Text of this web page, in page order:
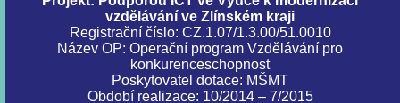
vzdělávání ve Zlínském kraji
Registrační číslo: CZ.1.07/1.3.00/51.0010
Název OP: Operační program Vzdělávání pro
konkurenceschopnost
Poskytovatel dotace: MŠMT
Období realizace: 10/2014 – 7/2015